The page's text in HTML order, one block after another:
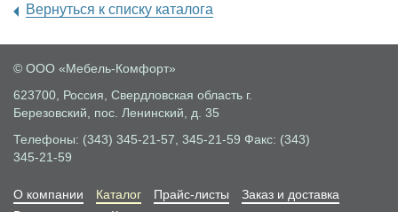
Вернуться к списку каталога
© ООО «Мебель-Комфорт»
623700, Россия, Свердловская область г.
Березовский, пос. Ленинский, д. 35
Телефоны: (343) 345-21-57, 345-21-59 Факс: (343)
345-21-59
О компании Каталог Прайс-листы
Заказ и доставка